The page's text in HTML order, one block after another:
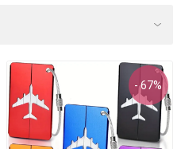
- 67%